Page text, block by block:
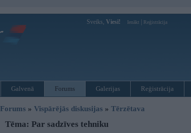
Sveiks, Viesi! Ienākt Reģistrācija
Galvenā Forums Galerijas Reģistrācija
Forums » Vispārējās diskusijas » Tērzētava
Tēma: Par sadzīves tehniku